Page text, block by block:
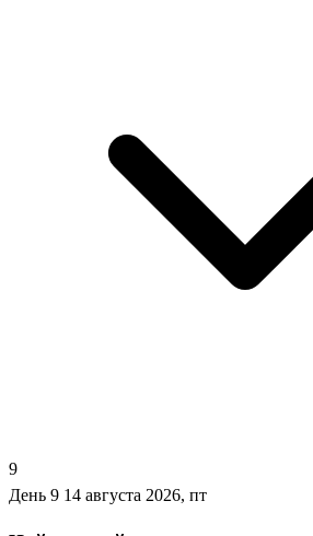
9
День 9 14 августа 2026, пт